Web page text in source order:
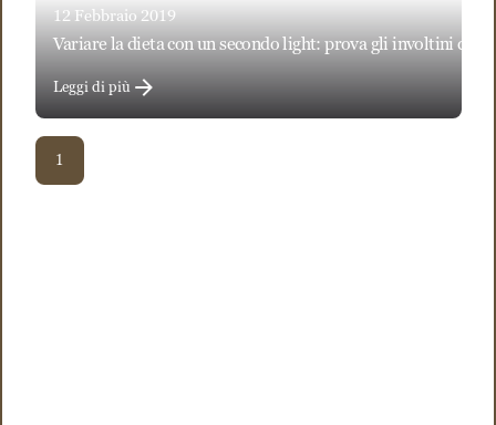
12 Febbraio 2019
variare la dieta con un secondo light: prova gli involtini di
Leggi di più
1